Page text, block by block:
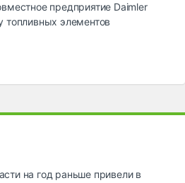
предприятие Daimler
топливных элементов
на год раньше привели в